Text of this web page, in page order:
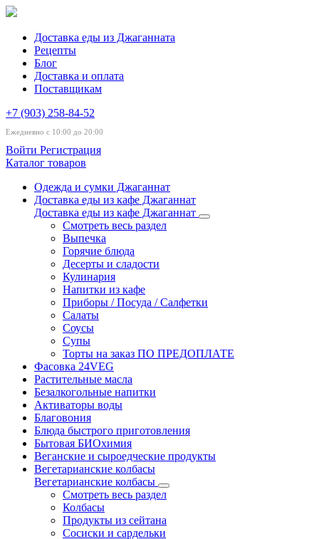
Доставка еды из Джаганната
Рецепты
Блог
Доставка и оплата
Поставщикам
+7 (903) 258-84-52
Ежедневно с 10:00 до 20:00
Войти Регистрация
Каталог товаров
Одежда и сумки Джаганнат
Доставка еды из кафе Джаганнат
Доставка еды из кафе Джаганнат
Смотреть весь раздел
Выпечка
Горячие блюда
Десерты и сладости
Кулинария
Напитки из кафе
Приборы / Посуда / Салфетки
Салаты
Соусы
Супы
Торты на заказ ПО ПРЕДОПЛАТЕ
Фасовка 24VEG
Растительные масла
Безалкогольные напитки
Активаторы воды
Благовония
Блюда быстрого приготовления
Бытовая БИОхимия
Веганские и сыроедческие продукты
Вегетарианские колбасы
Вегетарианские колбасы
Смотреть весь раздел
Колбасы
Продукты из сейтана
Сосиски и сардельки